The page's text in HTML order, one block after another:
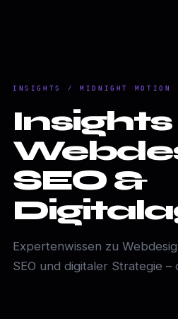
INSIGHTS / MIDNIGHT MOTION
Insights
SEO &
Expertenwissen zu
SEO und digitaler Strategie –